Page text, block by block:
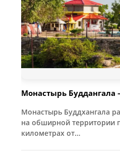
Монастырь Буддангала
Монастырь Буддхангала
на обширной территории
километрах от…